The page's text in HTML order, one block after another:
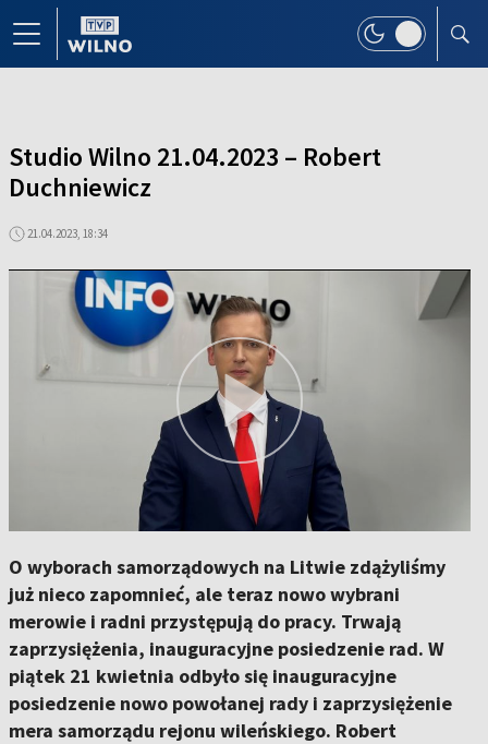
Studio Wilno 21.04.2023 – Robert
Duchniewicz
21.04.2023, 18:34
O wyborach samorządowych na Litwie zdążyliśmy
już nieco zapomnieć, ale teraz nowo wybrani
merowie i radni przystępują do pracy. Trwają
zaprzysiężenia, inauguracyjne posiedzenie rad. W
piątek 21 kwietnia odbyło się inauguracyjne
posiedzenie nowo powołanej rady i zaprzysiężenie
mera samorządu rejonu wileńskiego. Robert